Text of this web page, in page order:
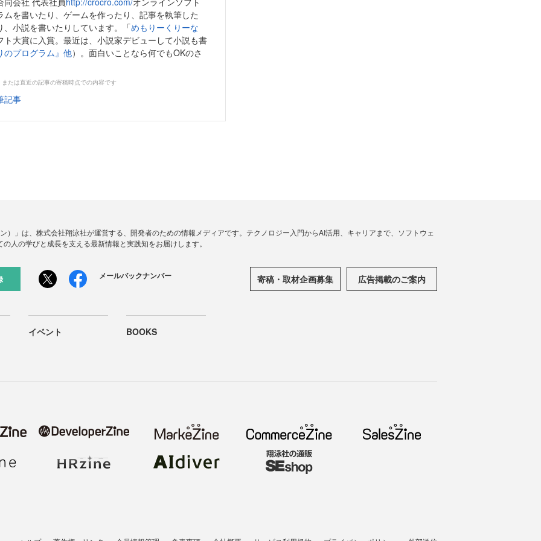
を書いたり、ゲームを作ったり、記事を執筆した
、小説を書いたりしています。「めもりーくりーな
ト大賞に入賞。最近は、小説家デビューして小説も書
のプログラム』他）。面白いことなら何でもOKのさ
たは直近の記事の寄稿時点での内容です
記事
）」は、株式会社翔泳社が運営する、開発者のための情報メディアです。テクノロジー入門からAI活用、キャリアまで、ソフトウェ
人の学びと成長を支える最新情報と実践知をお届けします。
メールバックナンバー 寄稿・取材企画募集 広告掲載のご案内
イベント BOOKS